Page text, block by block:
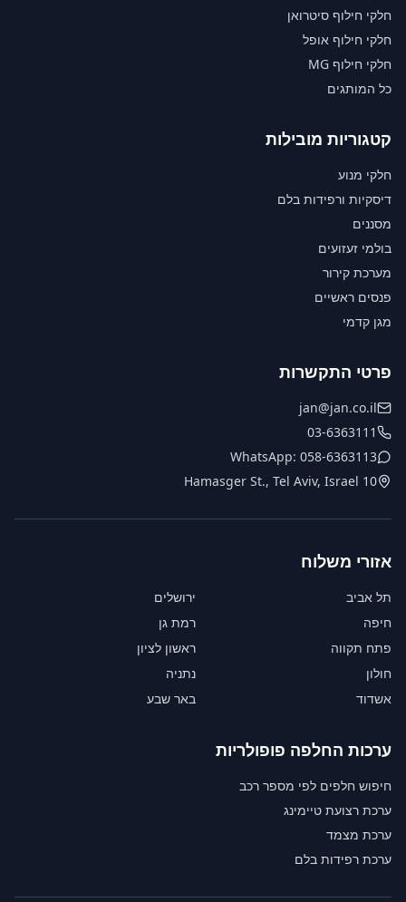
חלקי חילוף סיטרואן
חלקי חילוף אופל
חלקי חילוף MG
כל המותגים
קטגוריות מובילות
חלקי מנוע
דיסקיות ורפידות בלם
מסננים
בולמי זעזועים
מערכת קירור
פנסים ראשיים
מגן קדמי
פרטי התקשרות
jan@jan.co.il
03-6363111
WhatsApp: 058-6363113
10 Hamasger St., Tel Aviv, Israel
אזורי משלוח
תל אביב
ירושלים
חיפה
רמת גן
פתח תקווה
ראשון לציון
חולון
נתניה
אשדוד
באר שבע
ערכות החלפה פופולריות
חיפוש חלפים לפי מספר רכב
ערכת רצועת טיימינג
ערכת מצמד
ערכת רפידות בלם